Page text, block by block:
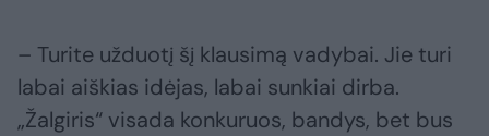
– Turite užduotį šį klausimą vadybai. Jie turi
labai aiškias idėjas, labai sunkiai dirba.
„Žalgiris“ visada konkuruos, bandys, bet bus